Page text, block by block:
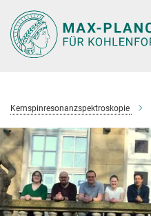
Hauptinhalt
Kernspinresonanzspektroskopie